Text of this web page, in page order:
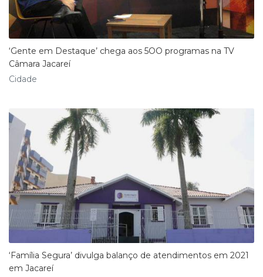
‘Gente em Destaque’ chega aos 5OO programas na TV
Câmara Jacareí
Cidade
‘Família Segura’ divulga balanço de atendimentos em 2021
em Jacareí